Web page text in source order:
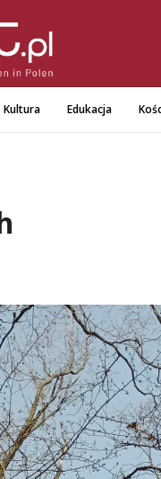
Kultura Edukacja